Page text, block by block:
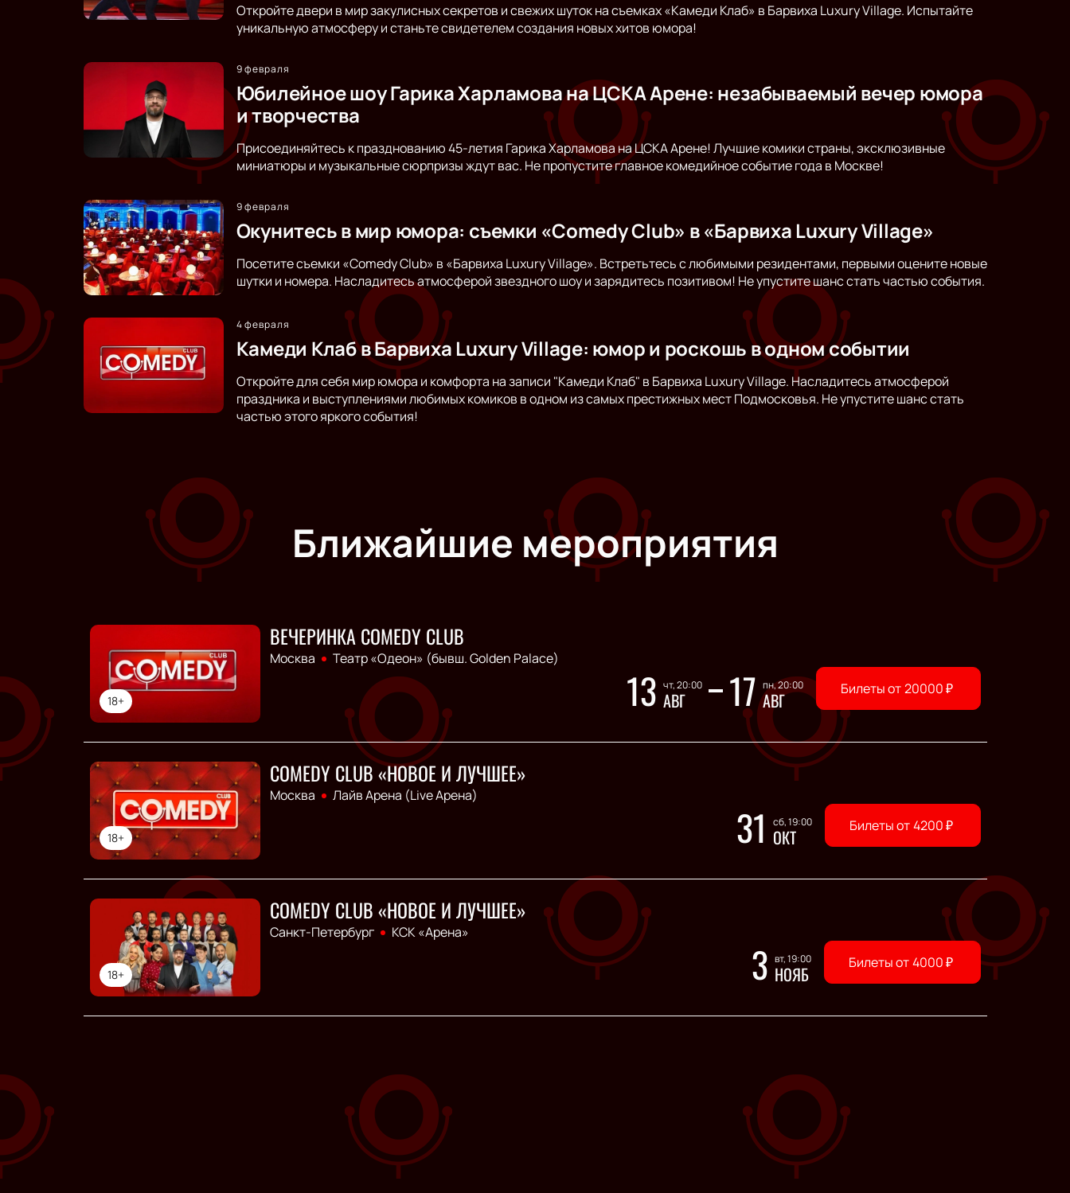
Откройте двери в мир закулисных секретов и свежих шуток на съемках «Камеди Клаб» в Барвиха Luxury Village. Испытайте
уникальную атмосферу и станьте свидетелем создания новых хитов юмора!
9 февраля
Юбилейное шоу Гарика Харламова на ЦСКА Арене: незабываемый вечер юмора
и творчества
Присоединяйтесь к празднованию 45-летия Гарика Харламова на ЦСКА Арене! Лучшие комики страны, эксклюзивные
миниатюры и музыкальные сюрпризы ждут вас. Не пропустите главное комедийное событие года в Москве!
9 февраля
Окунитесь в мир юмора: съемки «Comedy Club» в «Барвиха Luxury Village»
Посетите съемки «Comedy Club» в «Барвиха Luxury Village». Встретьтесь с любимыми резидентами, первыми оцените новые
шутки и номера. Насладитесь атмосферой звездного шоу и зарядитесь позитивом! Не упустите шанс стать частью события.
4 февраля
Камеди Клаб в Барвиха Luxury Village: юмор и роскошь в одном событии
Откройте для себя мир юмора и комфорта на записи "Камеди Клаб" в Барвиха Luxury Village. Насладитесь атмосферой
праздника и выступлениями любимых комиков в одном из самых престижных мест Подмосковья. Не упустите шанс стать
частью этого яркого события!
Ближайшие мероприятия
18+
ВЕЧЕРИНКА COMEDY CLUB
Москва Театр «Одеон» (бывш. Golden Palace)
13 чт, 20:00
АВГ 17 пн, 20:00
АВГ Билеты от 20000₽
18+
COMEDY CLUB «НОВОЕ И ЛУЧШЕЕ»
Москва Лайв Арена (Live Арена)
31 сб, 19:00
ОКТ Билеты от 4200₽
18+
COMEDY CLUB «НОВОЕ И ЛУЧШЕЕ»
Санкт-Петербург КСК «Арена»
3 вт, 19:00
НОЯБ Билеты от 4000₽